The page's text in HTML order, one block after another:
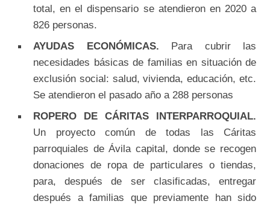
total, en el dispensario se atendieron en 2020 a
826 personas.
AYUDAS ECONÓMICAS. Para cubrir las
necesidades básicas de familias en situación de
exclusión social: salud, vivienda, educación, etc.
Se atendieron el pasado año a 288 personas
ROPERO DE CÁRITAS INTERPARROQUIAL.
Un proyecto común de todas las Cáritas
parroquiales de Ávila capital, donde se recogen
donaciones de ropa de particulares o tiendas,
para, después de ser clasificadas, entregar
después a familias que previamente han sido